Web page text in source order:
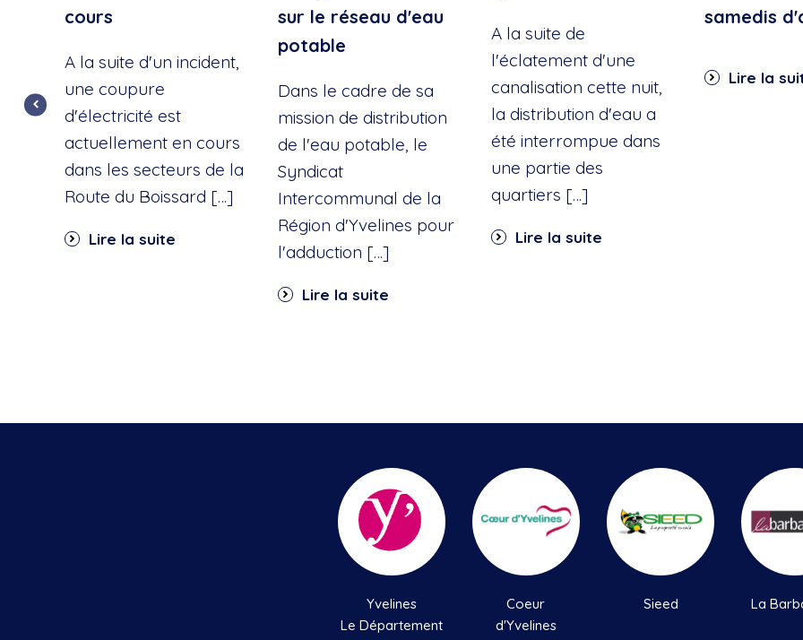
cours
A la suite d'un incident,
une coupure
d'électricité est
actuellement en cours
dans les secteurs de la
Route du Boissard […]
Lire la suite
sur le réseau d'eau
potable
Dans le cadre de sa
mission de distribution
de l'eau potable, le
Syndicat
Intercommunal de la
Région d'Yvelines pour
l'adduction […]
Lire la suite
A la suite de
l'éclatement d'une
canalisation cette nuit,
la distribution d'eau a
été interrompue dans
une partie des
quartiers […]
Lire la suite
samedis
Lire la
Yvelines
Le Département
Coeur
d'Yvelines
Sieed La